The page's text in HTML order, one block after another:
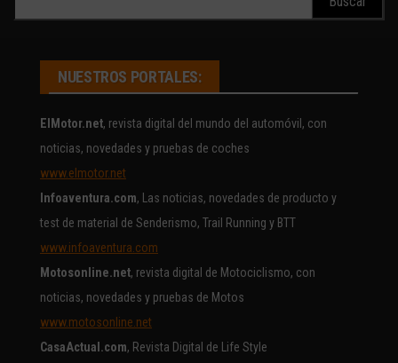
NUESTROS PORTALES:
ElMotor.net, revista digital del mundo del automóvil, con
noticias, novedades y pruebas de coches
www.elmotor.net
Infoaventura.com, Las noticias, novedades de producto y
test de material de Senderismo, Trail Running y BTT
www.infoaventura.com
Motosonline.net, revista digital de Motociclismo, con
noticias, novedades y pruebas de Motos
www.motosonline.net
CasaActual.com, Revista Digital de Life Style